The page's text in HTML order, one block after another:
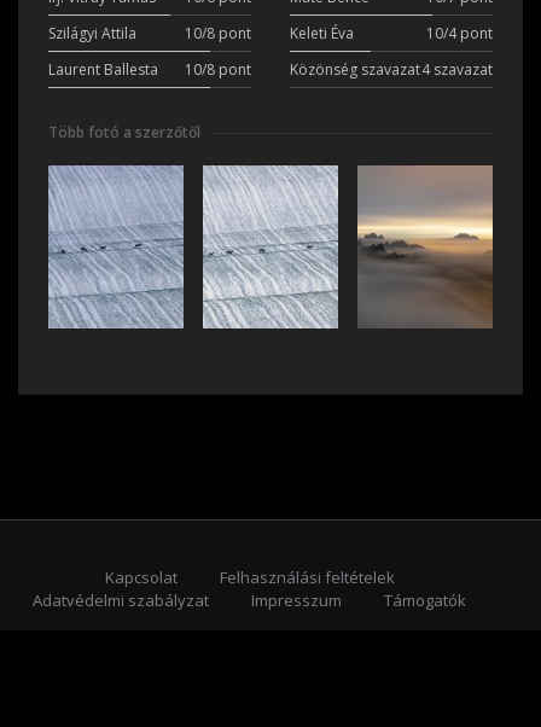
Szilágyi Attila
10/8 pont Keleti Éva
10/4 pont
Laurent Ballesta
10/8 pont Közönség szavazat4 szavazat
Több fotó a szerzőtől
Kapcsolat
Felhasználási feltételek
Adatvédelmi szabályzat
Impresszum
Támogatók